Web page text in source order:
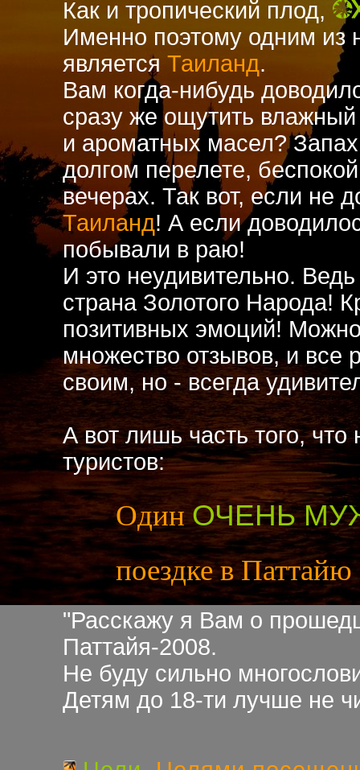
Как и тропический плод,
Именно поэтому одним из
являетсяТаиланд.
Вам когда-нибудь
сразу же ощутить
и ароматных масел?
долгом перелете,
вечерах. Так вот, если не
Таиланд! А если
побывали в раю!
И это неудивительно.
страна Золотого Народа!
позитивных эмоций!
множество отзывов, и все
своим, но - всегда
А вот лишь часть того,
туристов:
ОдинОЧЕНЬ
поездке в
"Расскажу я Вам о
Паттайя-2008.
Не буду сильно
Детям до 18-ти лучше не